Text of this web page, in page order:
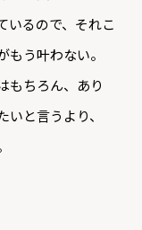
いるので、それこ
う叶わない。
もちろん、あり
と言うより、